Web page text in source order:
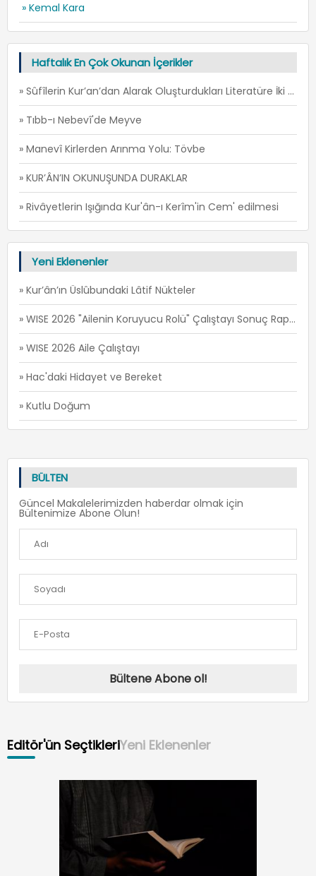
» Kemal Kara
Haftalık En Çok Okunan İçerikler
» Sûfîlerin Kur’an’dan Alarak Oluşturdukları Literatüre İki Örnek: İ’TİSÂM ve FİRÂR -1
» Tıbb-ı Nebevî'de Meyve
» Manevî Kirlerden Arınma Yolu: Tövbe
» KUR’ÂN’IN OKUNUŞUNDA DURAKLAR
» Rivâyetlerin Işığında Kur'ân-ı Kerîm'in Cem' edilmesi
Yeni Eklenenler
» Kur’ân’ın Üslûbundaki Lâtif Nükteler
» WISE 2026 "Ailenin Koruyucu Rolü" Çalıştayı Sonuç Raporu
» WISE 2026 Aile Çalıştayı
» Hac'daki Hidayet ve Bereket
» Kutlu Doğum
BÜLTEN
Güncel Makalelerimizden haberdar olmak için
Bültenimize Abone Olun!
Bültene Abone ol!
Editör'ün SeçtikleriYeni Eklenenler